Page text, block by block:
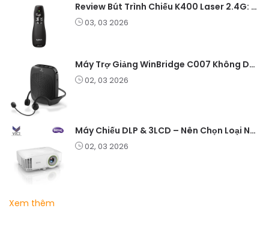
Review Bút Trình Chiếu K400 Laser 2.4G: Nhỏ Gọn, Ổn Định, Lý Tưởng Cho Giáo Viên Và Doanh Nghiệp
03, 03 2026
Máy Trợ Giảng WinBridge C007 Không Dây – Pin Lâu, Âm Thanh Rõ
02, 03 2026
Máy Chiếu DLP & 3LCD – Nên Chọn Loại Nào Cho Văn Phòng & Giải Trí?
02, 03 2026
Xem thêm